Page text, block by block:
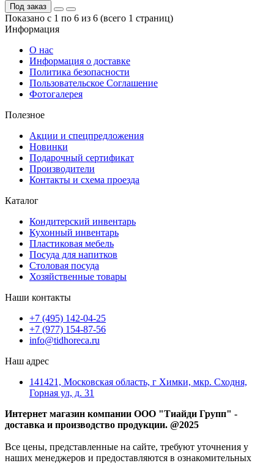
Под заказ
Показано с 1 по 6 из 6 (всего 1 страниц)
Информация
О нас
Информация о доставке
Политика безопасности
Пользовательское Соглашение
Фотогалерея
Полезное
Акции и спецпредложения
Новинки
Подарочный сертификат
Производители
Контакты и схема проезда
Каталог
Кондитерский инвентарь
Кухонный инвентарь
Пластиковая мебель
Посуда для напитков
Столовая посуда
Хозяйственные товары
Наши контакты
+7 (495) 142-04-25
+7 (977) 154-87-56
info@tidhoreca.ru
Наш адрес
141421, Московская область, г Химки, мкр. Сходня,
Горная ул, д. 31
Интернет магазин компании ООО "Тиайди Групп" -
доставка и производство продукции. @2025
Все цены, представленные на сайте, требуют уточнения у
наших менеджеров и предоставляются в ознакомительных